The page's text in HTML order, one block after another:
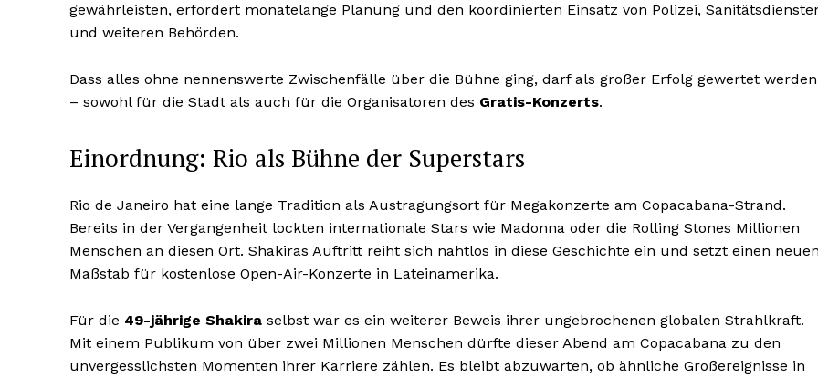
gewährleisten, erfordert monatelange Planung und den koordinierten Einsatz von Polizei,
und weiteren Behörden.
Dass alles ohne nennenswerte Zwischenfälle über die Bühne ging, darf als großer Erfolg gewertet werden
– sowohl für die Stadt als auch für die Organisatoren des Gratis-Konzerts.
Einordnung: Rio als Bühne der Superstars
Rio de Janeiro hat eine lange Tradition als Austragungsort für Megakonzerte am Copacabana-Strand.
Bereits in der Vergangenheit lockten internationale Stars wie Madonna oder die Rolling Stones Millionen
Menschen an diesen Ort. Shakiras Auftritt reiht sich nahtlos in diese Geschichte ein und setzt einen
Maßstab für kostenlose Open-Air-Konzerte in Lateinamerika.
Für die 49-jährige Shakira selbst war es ein weiterer Beweis ihrer ungebrochenen globalen Strahlkraft.
Mit einem Publikum von über zwei Millionen Menschen dürfte dieser Abend am Copacabana zu den
unvergesslichsten Momenten ihrer Karriere zählen. Es bleibt abzuwarten, ob ähnliche Großereignisse in